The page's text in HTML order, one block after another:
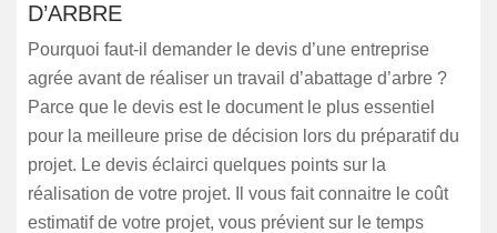
D’ARBRE
Pourquoi faut-il demander le devis d’une entreprise
agrée avant de réaliser un travail d’abattage d’arbre ?
Parce que le devis est le document le plus essentiel
pour la meilleure prise de décision lors du préparatif du
projet. Le devis éclairci quelques points sur la
réalisation de votre projet. Il vous fait connaitre le coût
estimatif de votre projet, vous prévient sur le temps